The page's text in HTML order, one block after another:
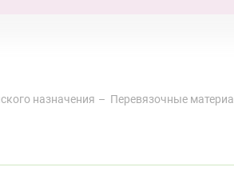
назначения Перевязочные